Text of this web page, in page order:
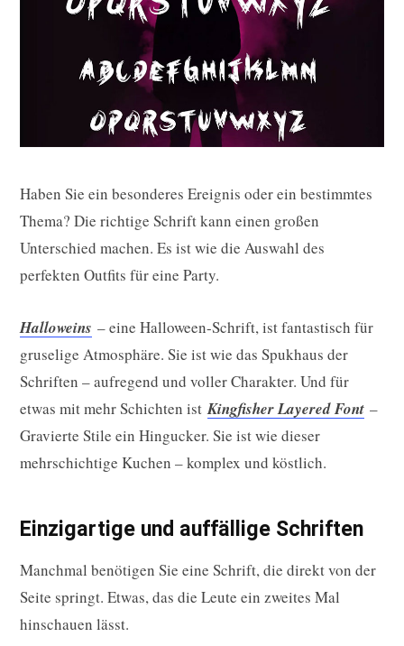
Haben Sie ein besonderes Ereignis oder ein bestimmtes
Thema? Die richtige Schrift kann einen großen
Unterschied machen. Es ist wie die Auswahl des
perfekten Outfits für eine Party.
Halloweins – eine Halloween-Schrift, ist fantastisch für
gruselige Atmosphäre. Sie ist wie das Spukhaus der
Schriften – aufregend und voller Charakter. Und für
etwas mit mehr Schichten istKingfisher Layered Font –
Gravierte Stile ein Hingucker. Sie ist wie dieser
mehrschichtige Kuchen – komplex und köstlich.
Einzigartige und auffällige Schriften
Manchmal benötigen Sie eine Schrift, die direkt von der
Seite springt. Etwas, das die Leute ein zweites Mal
hinschauen lässt.